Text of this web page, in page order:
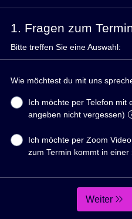
1. Fragen zum
Bitte treffen Sie eine Auswahl:
Wie möchtest du mit uns
Ich möchte per Telefon mit
angeben nicht vergessen)
Ich möchte per Zoom
zum Termin kommt in einer
Weiter